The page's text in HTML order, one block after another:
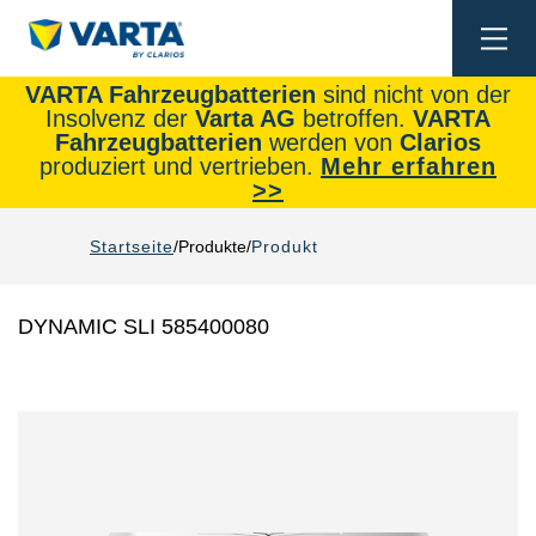
VARTA Fahrzeugbatterien sind nicht von der
Insolvenz der Varta AG betroffen. VARTA
Fahrzeugbatterien werden von Clarios
produziert und vertrieben. Mehr erfahren
>>
Startseite Produkte Produkt
DYNAMIC SLI 585400080